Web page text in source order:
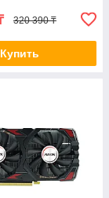
320 390 ₸
Купить